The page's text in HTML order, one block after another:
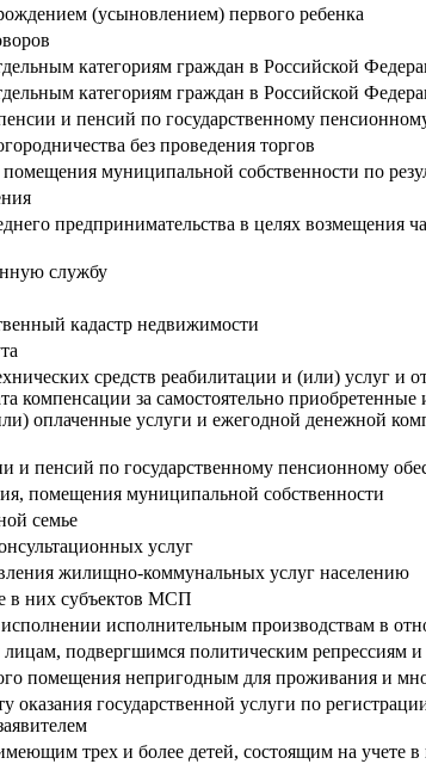
(усыновлением) первого ребенка
категориям граждан в Российской
категориям граждан в Российской
и пенсий по государственному
без проведения торгов
муниципальной собственности по
предпринимательства в целях возмещения
службу
кадастр недвижимости
средств реабилитации и (или) услуг и
компенсации за самостоятельно
оплаченные услуги и ежегодной денежной
и пенсий по государственному пенсионному
помещения муниципальной собственности
семье
услуг
жилищно-коммунальных услуг населению
в них субъектов МСП
исполнительным производствам в
подвергшимся политическим репрессиям
помещения непригодным для проживания и
оказания государственной услуги по
трех и более детей, состоящим на учете